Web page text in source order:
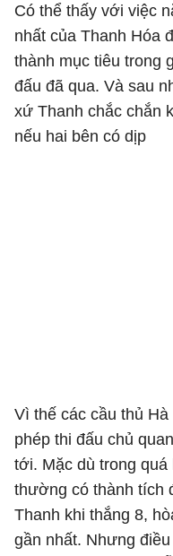
Có thể thấy với việc
nhất của Thanh Hóa
thành mục tiêu trong
đấu đã qua. Và sau
xứ Thanh chắc chắn
nếu hai bên có dịp
Vì thế các cầu thủ
phép thi đấu chủ
tới. Mặc dù trong
thường có thành tích
Thanh khi thắng 8,
gần nhất. Nhưng